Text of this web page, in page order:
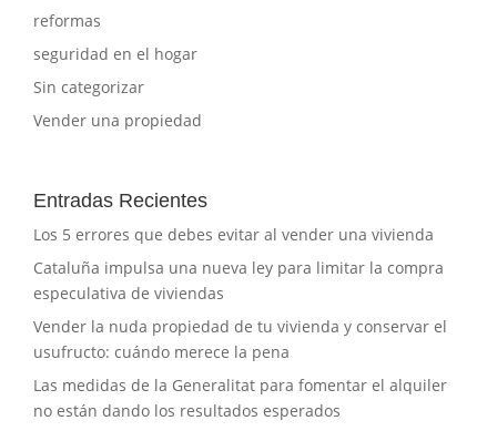
reformas
seguridad en el hogar
Sin categorizar
Vender una propiedad
Entradas Recientes
Los 5 errores que debes evitar al vender una vivienda
Cataluña impulsa una nueva ley para limitar la compra
especulativa de viviendas
Vender la nuda propiedad de tu vivienda y conservar el
usufructo: cuándo merece la pena
Las medidas de la Generalitat para fomentar el alquiler
no están dando los resultados esperados